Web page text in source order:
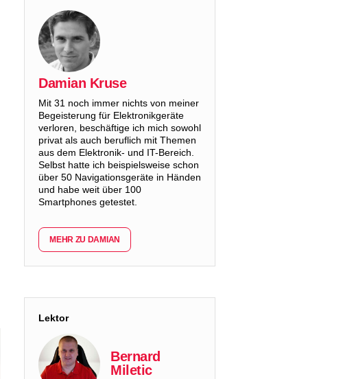
Damian Kruse
Mit 31 noch immer nichts von meiner
Begeisterung für Elektronikgeräte
verloren, beschäftige ich mich sowohl
privat als auch beruflich mit Themen
aus dem Elektronik- und IT-Bereich.
Selbst hatte ich beispielsweise schon
über 50 Navigationsgeräte in Händen
und habe weit über 100
Smartphones getestet.
MEHR ZU DAMIAN
Lektor
Bernard
Miletic